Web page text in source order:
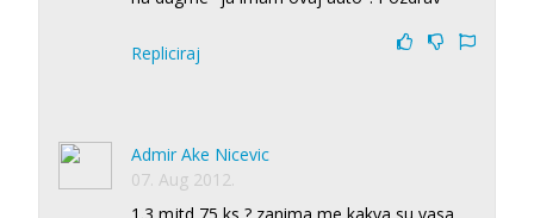
Repliciraj
Admir Ake Nicevic
07. Aug 2012.